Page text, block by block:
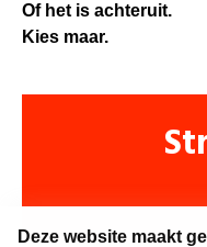
Deze website maakt
Of het is achteruit.
Kies maar.